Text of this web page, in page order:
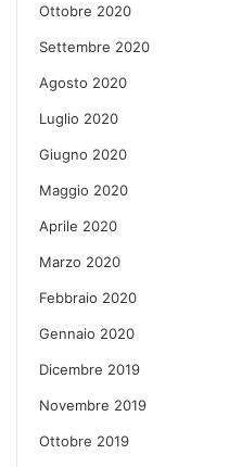
Ottobre 2020
Settembre 2020
Agosto 2020
Luglio 2020
Giugno 2020
Maggio 2020
Aprile 2020
Marzo 2020
Febbraio 2020
Gennaio 2020
Dicembre 2019
Novembre 2019
Ottobre 2019